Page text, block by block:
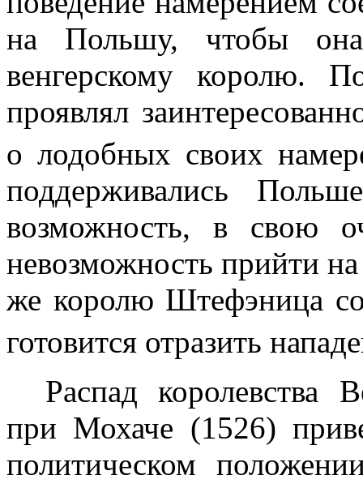
на Польшу, чтобы
венгерскому королю.
проявлял
о лодобных своих
поддерживались
возможность, в свою
невозмож­ность прийти
же королю Штефэница
готовится отразить
Распад королевства
при Мохаче (1526)
политическом